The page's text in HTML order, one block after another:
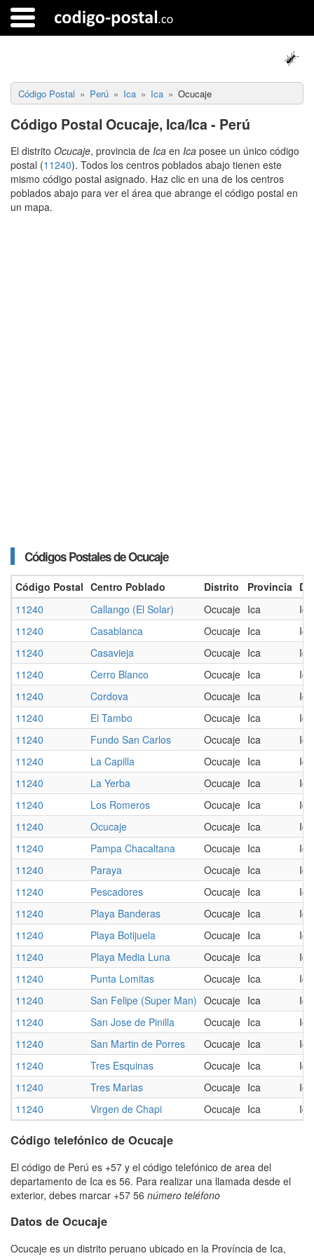
Código Postal Perú Ica Ica Ocucaje
Código Postal Ocucaje, Ica/Ica - Perú
El distrito Ocucaje, provincia de Ica en Ica posee un único código
postal (11240). Todos los centros poblados abajo tienen este
mismo código postal asignado. Haz clic en una de los centros
poblados abajo para ver el área que abrange el código postal en
un mapa.
Códigos Postales de Ocucaje
Código Postal Centro Poblado Distrito Provincia
11240
Callango (El Solar) Ocucaje Ica
Ica
11240
Casablanca Ocucaje Ica
Ica
11240
Casavieja Ocucaje Ica
Ica
11240
Cerro Blanco Ocucaje Ica
Ica
11240
Cordova Ocucaje Ica
Ica
11240
El Tambo Ocucaje Ica
Ica
11240
Fundo San Carlos Ocucaje Ica
Ica
11240
La Capilla Ocucaje Ica
Ica
11240
La Yerba Ocucaje Ica
Ica
11240
Los Romeros Ocucaje Ica
Ica
11240
Ocucaje Ocucaje Ica
Ica
11240
Pampa Chacaltana Ocucaje Ica
Ica
11240
Paraya Ocucaje Ica
Ica
11240
Pescadores Ocucaje Ica
Ica
11240
Playa Banderas Ocucaje Ica
Ica
11240
Playa Botijuela Ocucaje Ica
Ica
11240
Playa Media Luna Ocucaje Ica
Ica
11240
Punta Lomitas Ocucaje Ica
Ica
11240
San Felipe (Super Man) Ocucaje Ica
Ica
11240
San Jose de Pinilla Ocucaje Ica
Ica
11240
San Martin de Porres Ocucaje Ica
Ica
11240
Tres Esquinas Ocucaje Ica
Ica
11240
Tres Marias Ocucaje Ica
Ica
11240
Virgen de Chapi Ocucaje Ica Ica
Código telefónico de Ocucaje
El código de Perú es +57 y el código telefónico de area del
departamento de Ica es 56. Para realizar una llamada desde el
exterior, debes marcar +57 56 número teléfono
Datos de Ocucaje
Ocucaje es un distrito peruano ubicado en la Província de Ica,